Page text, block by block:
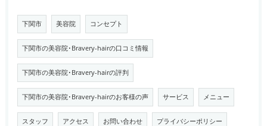
下関市 美容院 コンセプト
下関市の美容院･Bravery-hairの口コミ情報
下関市の美容院･Bravery-hairの評判
下関市の美容院･Bravery-hairのお客様の声 サービス メニュー
スタッフ アクセス お問い合わせ プライバシーポリシー